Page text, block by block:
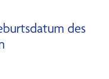
des